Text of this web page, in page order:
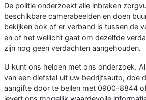
De politie onderzoekt alle inbraken
beschikbare camerabeelden en doen
bekijken ook of er verband is tussen de
en of het wellicht gaat om dezelfde
zijn nog geen verdachten aangehouden.
U kunt ons helpen met ons onderzoek.
van een diefstal uit uw bedrijfsauto, doe
aangifte door te bellen met 0900-8844